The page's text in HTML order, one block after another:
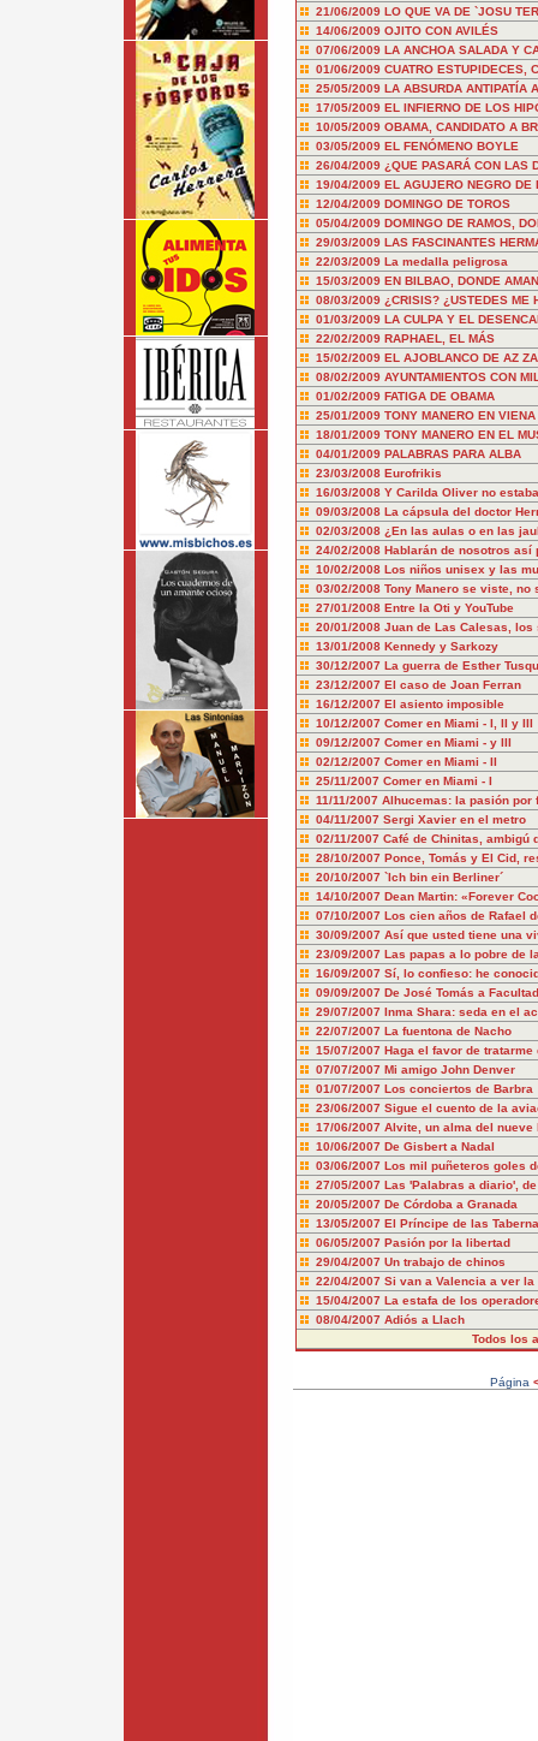
21/06/2009 LO QUE VA DE `JOSU
14/06/2009 OJITO CON AVILÉS
07/06/2009 LA ANCHOA SALADA Y
01/06/2009 CUATRO ESTUPIDECES,
25/05/2009 LA ABSURDA ANTIPATÍA
17/05/2009 EL INFIERNO DE LOS
10/05/2009 OBAMA, CANDIDATO A
03/05/2009 EL FENÓMENO BOYLE
26/04/2009 ¿QUE PASARÁ CON LAS
19/04/2009 EL AGUJERO NEGRO DE
12/04/2009 DOMINGO DE TOROS
05/04/2009 DOMINGO DE RAMOS,
29/03/2009 LAS FASCINANTES
22/03/2009 La medalla peligrosa
15/03/2009 EN BILBAO, DONDE
08/03/2009 ¿CRISIS? ¿USTEDES ME
01/03/2009 LA CULPA Y EL
22/02/2009 RAPHAEL, EL MÁS
15/02/2009 EL AJOBLANCO DE AZ
08/02/2009 AYUNTAMIENTOS CON
01/02/2009 FATIGA DE OBAMA
25/01/2009 TONY MANERO EN VIENA
18/01/2009 TONY MANERO EN EL
04/01/2009 PALABRAS PARA ALBA
23/03/2008 Eurofrikis
16/03/2008 Y Carilda Oliver no
09/03/2008 La cápsula del doctor
02/03/2008 ¿En las aulas o en las
24/02/2008 Hablarán de nosotros así
10/02/2008 Los niños unisex y las
03/02/2008 Tony Manero se viste, no
27/01/2008 Entre la Oti y YouTube
20/01/2008 Juan de Las Calesas,
13/01/2008 Kennedy y Sarkozy
30/12/2007 La guerra de Esther
23/12/2007 El caso de Joan Ferran
16/12/2007 El asiento imposible
10/12/2007 Comer en Miami - I, II y III
09/12/2007 Comer en Miami - y III
02/12/2007 Comer en Miami - II
25/11/2007 Comer en Miami - I
11/11/2007 Alhucemas: la pasión por
04/11/2007 Sergi Xavier en el metro
02/11/2007 Café de Chinitas, ambigú
28/10/2007 Ponce, Tomás y El Cid,
20/10/2007 `Ich bin ein Berliner´
14/10/2007 Dean Martin: «Forever
07/10/2007 Los cien años de Rafael
30/09/2007 Así que usted tiene una
23/09/2007 Las papas a lo pobre de
16/09/2007 Sí, lo confieso: he
09/09/2007 De José Tomás a
29/07/2007 Inma Shara: seda en el
22/07/2007 La fuentona de Nacho
15/07/2007 Haga el favor de tratarme
07/07/2007 Mi amigo John Denver
01/07/2007 Los conciertos de Barbra
23/06/2007 Sigue el cuento de la
17/06/2007 Alvite, un alma del nueve
10/06/2007 De Gisbert a Nadal
03/06/2007 Los mil puñeteros goles
27/05/2007 Las 'Palabras a diario',
20/05/2007 De Córdoba a Granada
13/05/2007 El Príncipe de las
06/05/2007 Pasión por la libertad
29/04/2007 Un trabajo de chinos
22/04/2007 Si van a Valencia a ver la
15/04/2007 La estafa de los
08/04/2007 Adiós a Llach
Todos los
Página